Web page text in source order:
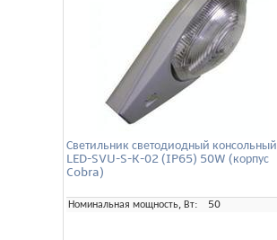
Светильник светодиодный консольный
LED-SVU-S-K-02 (IP65) 50W (корпус
Cobra)
Номинальная мощность, Вт: 50